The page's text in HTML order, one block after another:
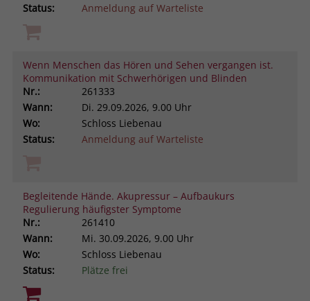
Status:
Anmeldung auf Warteliste
Wenn Menschen das Hören und Sehen vergangen ist.
Kommunikation mit Schwerhörigen und Blinden
Nr.:
261333
Wann:
Di. 29.09.2026, 9.00 Uhr
Wo:
Schloss Liebenau
Status:
Anmeldung auf Warteliste
Begleitende Hände. Akupressur – Aufbaukurs
Regulierung häufigster Symptome
Nr.:
261410
Wann:
Mi. 30.09.2026, 9.00 Uhr
Wo:
Schloss Liebenau
Status:
Plätze frei